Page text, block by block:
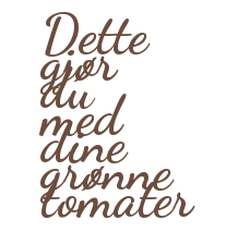
Dette
gjør
du
med
dine
grønne
tomater